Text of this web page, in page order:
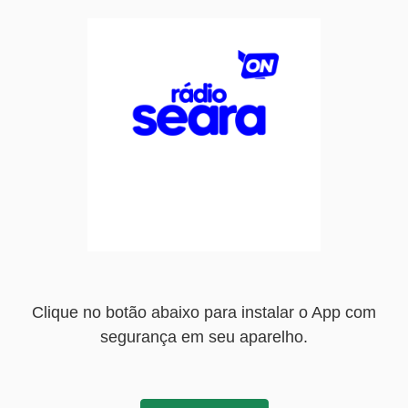
Clique no botão abaixo para instalar o App com
segurança em seu aparelho.